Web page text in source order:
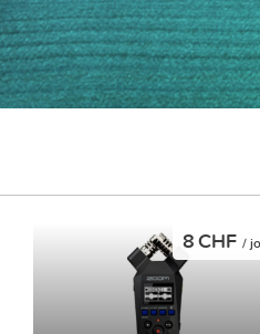
8 CHF /